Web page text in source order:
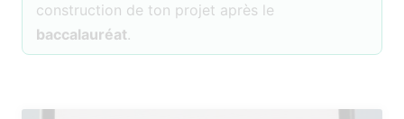
construction de ton projet après le
baccalauréat.